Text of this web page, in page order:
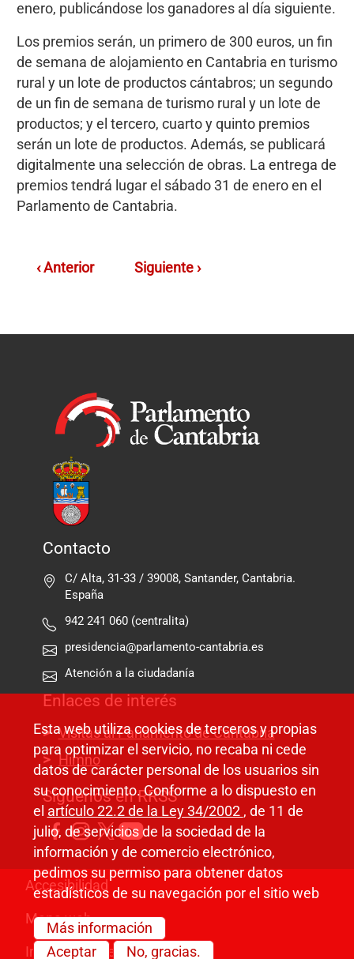
enero, publicándose los ganadores al día siguiente.
Los premios serán, un primero de 300 euros, un fin
de semana de alojamiento en Cantabria en turismo
rural y un lote de productos cántabros; un segundo
de un fin de semana de turismo rural y un lote de
productos; y el tercero, cuarto y quinto premios
serán un lote de productos. Además, se publicará
digitalmente una selección de obras. La entrega de
premios tendrá lugar el sábado 31 de enero en el
Parlamento de Cantabria.
‹ Anterior Siguiente ›
Contacto
C/ Alta, 31-33 / 39008, Santander, Cantabria.
España
942 241 060 (centralita)
presidencia@parlamento-cantabria.es
Atención a la ciudadanía
Enlaces de interés
Visitas al Parlamento de Cantabria
Himno
Síguenos en RRSS
Pie de página
Accesibilidad
Mapa web
Información legal
Esta web utiliza cookies de terceros y propias
para optimizar el servicio, no recaba ni cede
datos de carácter personal de los usuarios sin
su conocimiento. Conforme a lo dispuesto en
el artículo 22.2 de la Ley 34/2002 , de 11 de
julio, de servicios de la sociedad de la
información y de comercio electrónico,
pedimos su permiso para obtener datos
estadísticos de su navegación por el sitio web
Más información
Aceptar
No, gracias.